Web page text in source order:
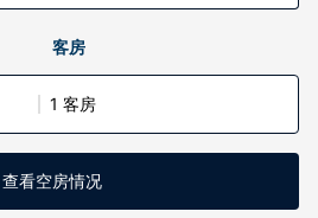
客房
1 客房
查看空房情况